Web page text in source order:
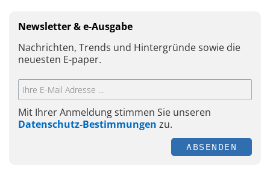
Newsletter & e-Ausgabe
Nachrichten, Trends und Hintergründe sowie die
neuesten E-paper.
Mit Ihrer Anmeldung stimmen Sie unseren
Datenschutz-Bestimmungen zu.
ABSENDEN